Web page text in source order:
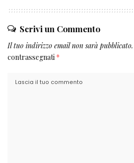
Scrivi un Commento
Il tuo indirizzo email non sarà pubblicato.
contrassegnati *